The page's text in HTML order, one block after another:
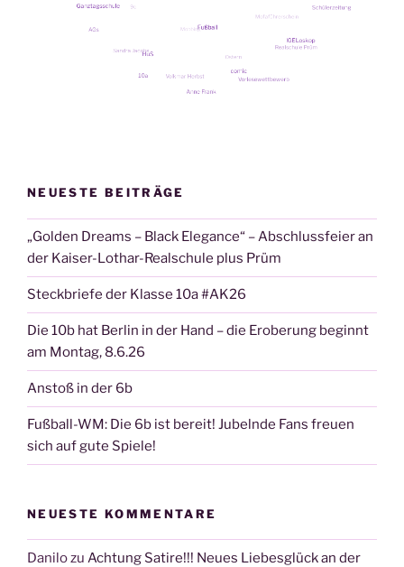
NEUESTE BEITRÄGE
„Golden Dreams – Black Elegance“ – Abschlussfeier an
der Kaiser-Lothar-Realschule plus Prüm
Steckbriefe der Klasse 10a #AK26
Die 10b hat Berlin in der Hand – die Eroberung beginnt
am Montag, 8.6.26
Anstoß in der 6b
Fußball-WM: Die 6b ist bereit! Jubelnde Fans freuen
sich auf gute Spiele!
NEUESTE KOMMENTARE
Danilozu Achtung Satire!!! Neues Liebesglück an der